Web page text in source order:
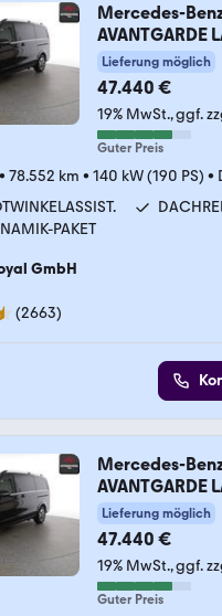
Mercedes-
AVANTGARDE
Lieferung möglich
47.440 €
19% MwSt. ggf.
Guter Preis
• 78.552 km • 140 kW (190 PS) •
PAKET
GmbH
(2663)
Mercedes-
AVANTGARDE
Lieferung möglich
47.440 €
19% MwSt. ggf.
Guter Preis